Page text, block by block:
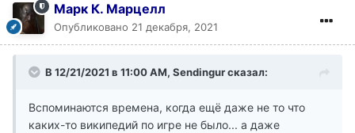
Марк К. Марцелл
Опубликовано 21 декабря, 2021
В 12/21/2021 в 11:00 AM, Sendingur сказал:
Вспоминаются времена, когда ещё даже не то что
каких-то википедий по игре не было... а даже